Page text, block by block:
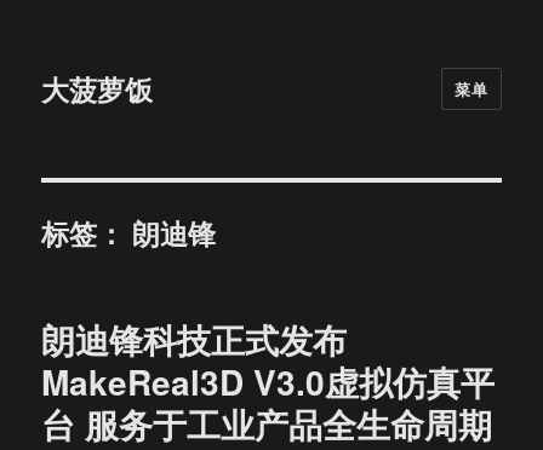
大菠萝饭 菜单
标签： 朗迪锋
朗迪锋科技正式发布
MakeReal3D V3.0虚拟仿真平
台 服务于工业产品全生命周期